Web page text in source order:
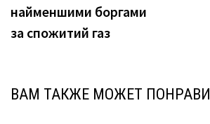
найменшими боргами
за спожитий газ
ВАМ ТАКЖЕ МОЖЕТ